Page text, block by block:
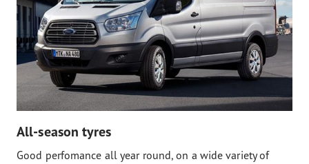
All-season tyres
Good perfomance all year round, on a wide variety of